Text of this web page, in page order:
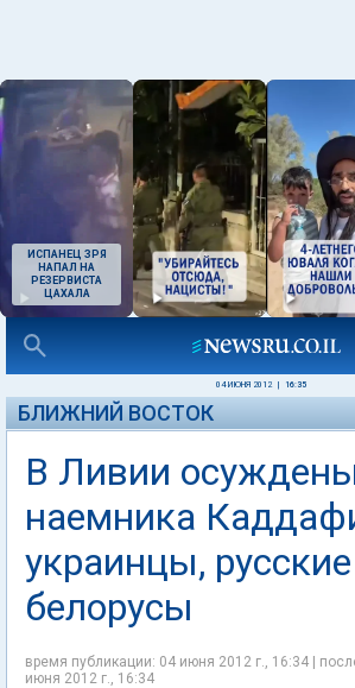
ИСПАНЕЦ ЗРЯ
НАПАЛ НА
РЕЗЕРВИСТА
ЦАХАЛА
04 ИЮНЯ 2012 16:35
БЛИЖНИЙ ВОСТОК
В Ливии
наемника
украинцы,
белорусы
время публикации: 04 июня 2012 г., 16:34 |
июня 2012 г., 16:34